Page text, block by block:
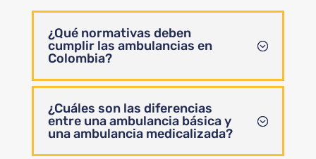
¿Qué normativas deben
cumplir las ambulancias en
Colombia?
¿Cuáles son las diferencias
entre una ambulancia básica y
una ambulancia medicalizada?